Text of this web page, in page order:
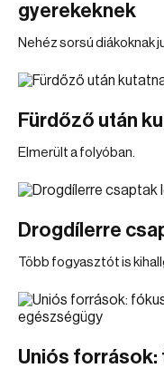
gyerekeknek
Nehéz sorsú diákoknak
Fürdőző után
Elmerült a folyóban.
Drogdílerre
Több fogyasztót is
Uniós források: